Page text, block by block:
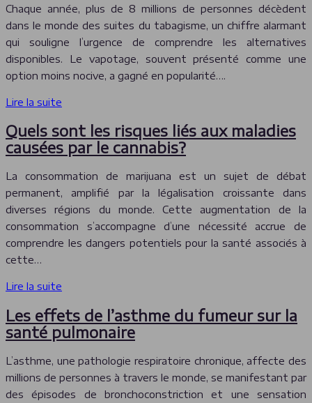
Chaque année, plus de 8 millions de personnes décèdent
dans le monde des suites du tabagisme, un chiffre alarmant
qui souligne l’urgence de comprendre les alternatives
disponibles. Le vapotage, souvent présenté comme une
option moins nocive, a gagné en popularité….
Lire la suite
Quels sont les risques liés aux maladies
causées par le cannabis?
La consommation de marijuana est un sujet de débat
permanent, amplifié par la légalisation croissante dans
diverses régions du monde. Cette augmentation de la
consommation s’accompagne d’une nécessité accrue de
comprendre les dangers potentiels pour la santé associés à
cette…
Lire la suite
Les effets de l’asthme du fumeur sur la
santé pulmonaire
L’asthme, une pathologie respiratoire chronique, affecte des
millions de personnes à travers le monde, se manifestant par
des épisodes de bronchoconstriction et une sensation